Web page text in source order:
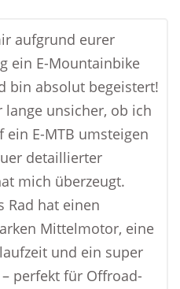
aufgrund eurer
ein E-Mountainbike
bin absolut begeistert!
lange unsicher, ob ich
ein E-MTB umsteigen
detaillierter
mich überzeugt.
Rad hat einen
Mittelmotor, eine
und ein super
perfekt für Offroad-